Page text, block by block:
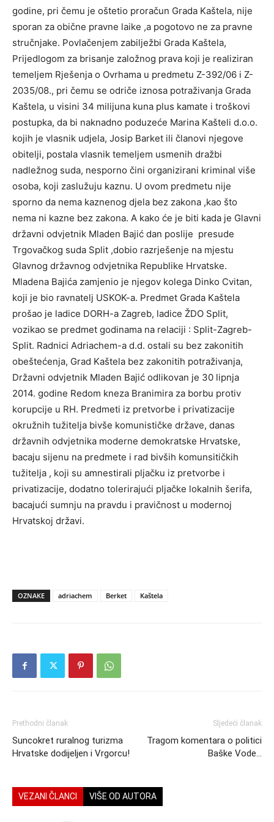
godine, pri čemu je oštetio proračun Grada Kaštela, nije
sporan za obične pravne laike ,a pogotovo ne za pravne
stručnjake. Povlačenjem zabilježbi Grada Kaštela,
Prijedlogom za brisanje založnog prava koji je realiziran
temeljem Rješenja o Ovrhama u predmetu Z-392/06 i Z-
2035/08., pri čemu se odriče iznosa potraživanja Grada
Kaštela, u visini 34 milijuna kuna plus kamate i troškovi
postupka, da bi naknadno poduzeće Marina Kašteli d.o.o.
kojih je vlasnik udjela, Josip Barket ili članovi njegove
obitelji, postala vlasnik temeljem usmenih dražbi
nadležnog suda, nesporno čini organizirani kriminal više
osoba, koji zaslužuju kaznu. U ovom predmetu nije
sporno da nema kaznenog djela bez zakona ,kao što
nema ni kazne bez zakona. A kako će je biti kada je Glavni
državni odvjetnik Mladen Bajić dan poslije presude
Trgovačkog suda Split ,dobio razrješenje na mjestu
Glavnog državnog odvjetnika Republike Hrvatske.
Mladena Bajića zamjenio je njegov kolega Dinko Cvitan,
koji je bio ravnatelj USKOK-a. Predmet Grada Kaštela
prošao je ladice DORH-a Zagreb, ladice ŽDO Split,
vozikao se predmet godinama na relaciji : Split-Zagreb-
Split. Radnici Adriachem-a d.d. ostali su bez zakonitih
obeštećenja, Grad Kaštela bez zakonitih potraživanja,
Državni odvjetnik Mladen Bajić odlikovan je 30 lipnja
2014. godine Redom kneza Branimira za borbu protiv
korupcije u RH. Predmeti iz pretvorbe i privatizacije
okružnih tužitelja bivše komunističke države, danas
državnih odvjetnika moderne demokratske Hrvatske,
bacaju sijenu na predmete i rad bivših komunsitičkih
tužitelja , koji su amnestirali pljačku iz pretvorbe i
privatizacije, dodatno tolerirajući pljačke lokalnih šerifa,
bacajući sumnju na pravdu i pravičnost u modernoj
Hrvatskoj državi.
OZNAKE adriachem Berket Kaštela
Prethodni članak
Suncokret ruralnog turizma
Hrvatske dodijeljen i Vrgorcu!
Sljedeći članak
Tragom komentara o politici
Baške Vode…
VEZANI ČLANCI VIŠE OD AUTORA